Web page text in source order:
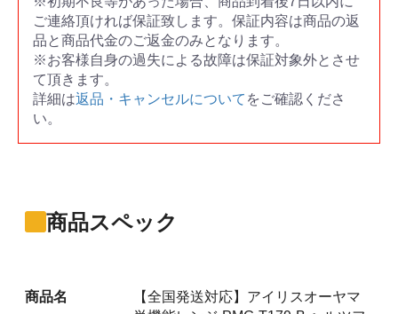
ご連絡頂ければ保証致します。保証内容は商品の返
品と商品代金のご返金のみとなります。
※お客様自身の過失による故障は保証対象外とさせ
て頂きます。
詳細は返品・キャンセルについて をご確認くださ
い。
商品スペック
商品名
【全国発送対応】アイリスオーヤマ